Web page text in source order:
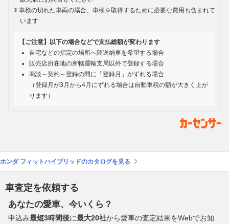
車検の切れた車両の場合、車検を取得するために必要な費用も含まれて
います
【ご注意】以下の場合などで支払総額が変わります
自宅などの指定の場所へ陸送納車を希望する場合
販売店所在地の所轄運輸支局以外で登録する場合
商談～契約～登録の間に「登録月」がずれる場合
（登録月が3月から4月にずれる場合は自動車税の額が大きく上が
ります）
ホンダ フィットハイブリッドのカタログを見る
車査定を依頼する
あなたの愛車、今いくら？
申込み最短3時間後に最大20社から愛車の査定結果をWebでお知